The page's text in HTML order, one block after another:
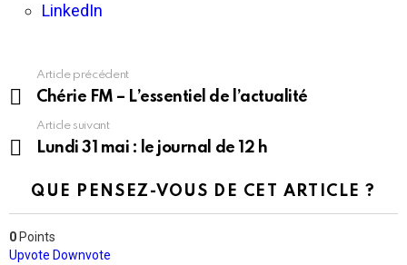
LinkedIn
voir
Article précédent
Chérie FM – L’essentiel de l’actualité
Article suivant
Lundi 31 mai : le journal de 12 h
QUE PENSEZ-VOUS DE CET ARTICLE ?
0 Points
Upvote Downvote